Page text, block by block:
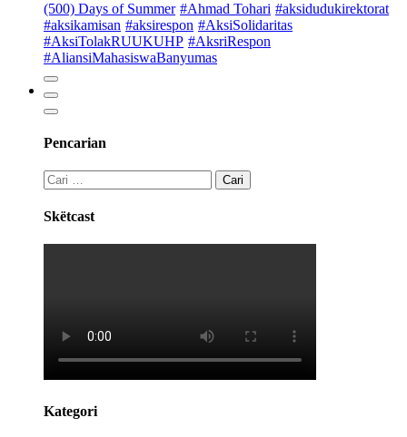
(500) Days of Summer #Ahmad Tohari #aksidudukirektorat
#aksikamisan #aksirespon #AksiSolidaritas
#AksiTolakRUUKUHP #AksriRespon
#AliansiMahasiswaBanyumas
Pencarian
Cari
untuk:
Skëtcast
Kategori